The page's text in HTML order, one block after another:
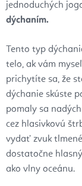
jednoduchých
dýchaním.
Tento typ
telo, ak vám
prichytíte sa, že
dýchanie skúste
pomaly sa
cez hlasivkovú
vydať zvuk
dostatočne
ako vlny oceánu.